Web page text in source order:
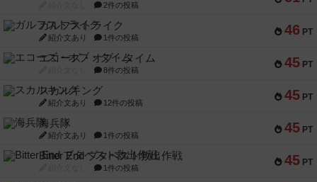
2件の投稿
46 PT
ガルフストライク
紹介文あり 1件の投稿
45 PT
エコーズ・オブ・タイム
8件の投稿
45 PT
スカルキング
紹介文あり 12件の投稿
45 PT
海兵隊
紹介文あり 1件の投稿
45 PT
Bitter End ブタペスト救出作戦
1件の投稿